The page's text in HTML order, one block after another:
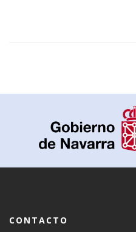
CONTACTO